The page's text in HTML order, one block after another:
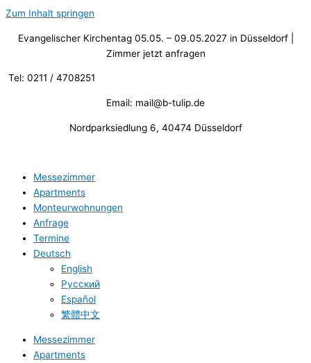
Zum Inhalt springen
Evangelischer Kirchentag 05.05. – 09.05.2027 in Düsseldorf |
Zimmer jetzt anfragen
Tel: 0211 / 4708251
Email: mail@b-tulip.de
Nordparksiedlung 6, 40474 Düsseldorf
Messezimmer
Apartments
Monteurwohnungen
Anfrage
Termine
Deutsch
English
Русский
Español
繁體中文
Messezimmer
Apartments